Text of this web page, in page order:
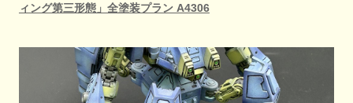
ィング第三形態」全塗装プラン A4306